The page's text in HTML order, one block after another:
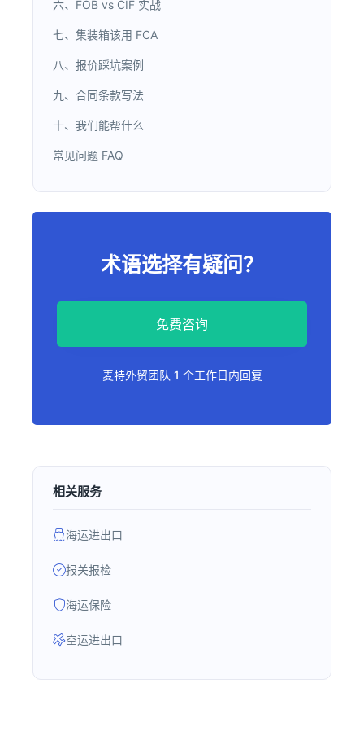
六、FOB vs CIF 实战
七、集装箱该用 FCA
八、报价踩坑案例
九、合同条款写法
十、我们能帮什么
常见问题 FAQ
术语选择有疑问？
免费咨询
麦特外贸团队 1 个工作日内回复
相关服务
海运进出口
报关报检
海运保险
空运进出口